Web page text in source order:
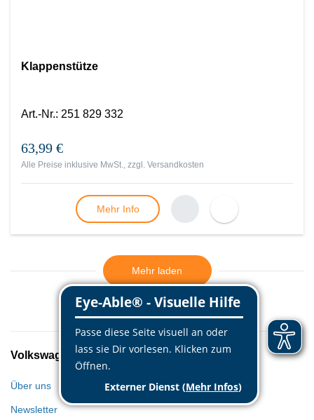
Klappenstütze
Art.-Nr.: 251 829 332
63,99 €
Alle Preise inklusive MwSt., zzgl. Versandkosten
Mehr Info
Mehr laden
Volkswagen Classic Parts
Über uns
Newsletter